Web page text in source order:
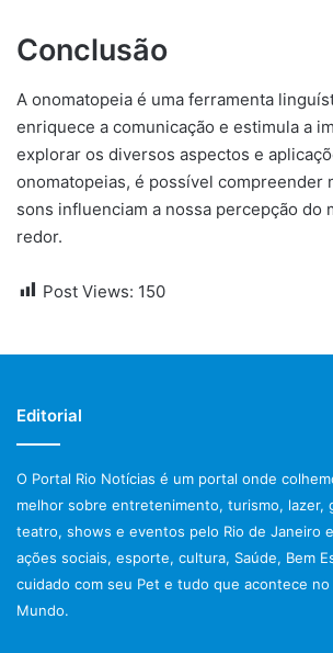
Conclusão
A onomatopeia é uma ferramenta
enriquece a comunicação e estimula a
explorar os diversos aspectos e
onomatopeias, é possível compreender
sons influenciam a nossa percepção do
redor.
Post Views: 150
Editorial
O Portal Rio Notícias é um portal onde
melhor sobre entretenimento, turismo, lazer,
teatro, shows e eventos pelo Rio de Janeiro
ações sociais, esporte, cultura, Saúde, Bem
cuidado com seu Pet e tudo que acontece no
Mundo.